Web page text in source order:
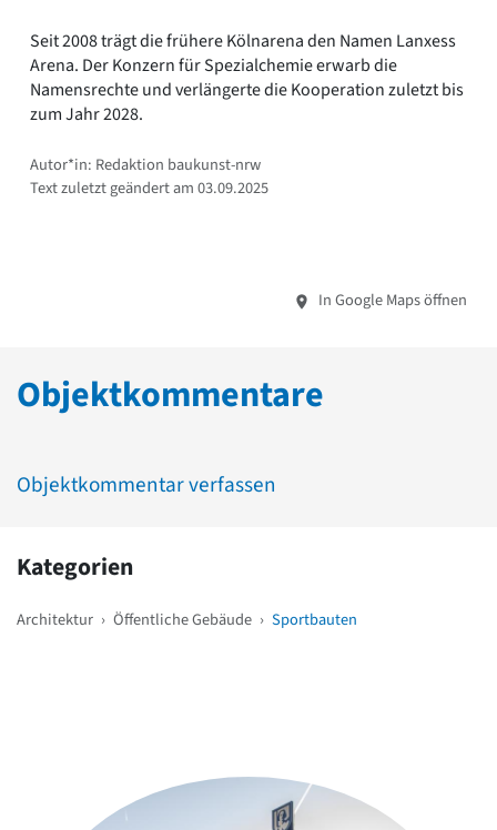
Seit 2008 trägt die frühere Kölnarena den Namen Lanxess
Arena. Der Konzern für Spezialchemie erwarb die
Namensrechte und verlängerte die Kooperation zuletzt bis
zum Jahr 2028.
Autor*in: Redaktion baukunst-nrw
Text zuletzt geändert am 03.09.2025
In Google Maps öffnen
Objektkommentare
Objektkommentar verfassen
Kategorien
Architektur › Öffentliche Gebäude › Sportbauten